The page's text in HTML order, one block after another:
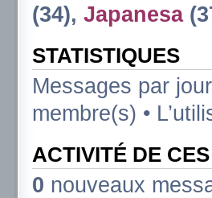
(34), Japanesa
STATISTIQUES
Messages par jour
membre(s) •
ACTIVITÉ DE
0 nouveaux